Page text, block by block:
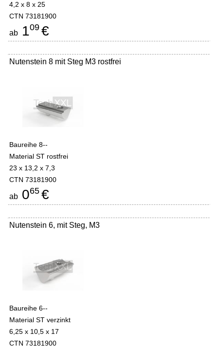
4,2 x 8 x 25
CTN 73181900
ab 109 €
Nutenstein 8 mit Steg M3 rostfrei
Baureihe 8--
Material ST rostfrei
23 x 13,2 x 7,3
CTN 73181900
ab 065 €
Nutenstein 6, mit Steg, M3
Baureihe 6--
Material ST verzinkt
6,25 x 10,5 x 17
CTN 73181900